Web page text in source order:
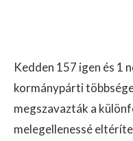
Kedden 157 igen és 1
kormánypárti
megszavazták a
melegellenessé